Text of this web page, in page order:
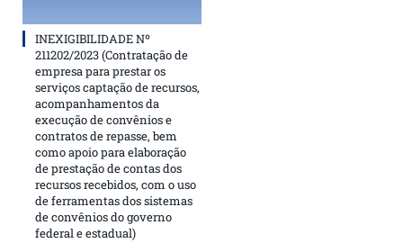
INEXIGIBILIDADE Nº
211202/2023 (Contratação de
empresa para prestar os
serviços captação de recursos,
acompanhamentos da
execução de convênios e
contratos de repasse, bem
como apoio para elaboração
de prestação de contas dos
recursos recebidos, com o uso
de ferramentas dos sistemas
de convênios do governo
federal e estadual)